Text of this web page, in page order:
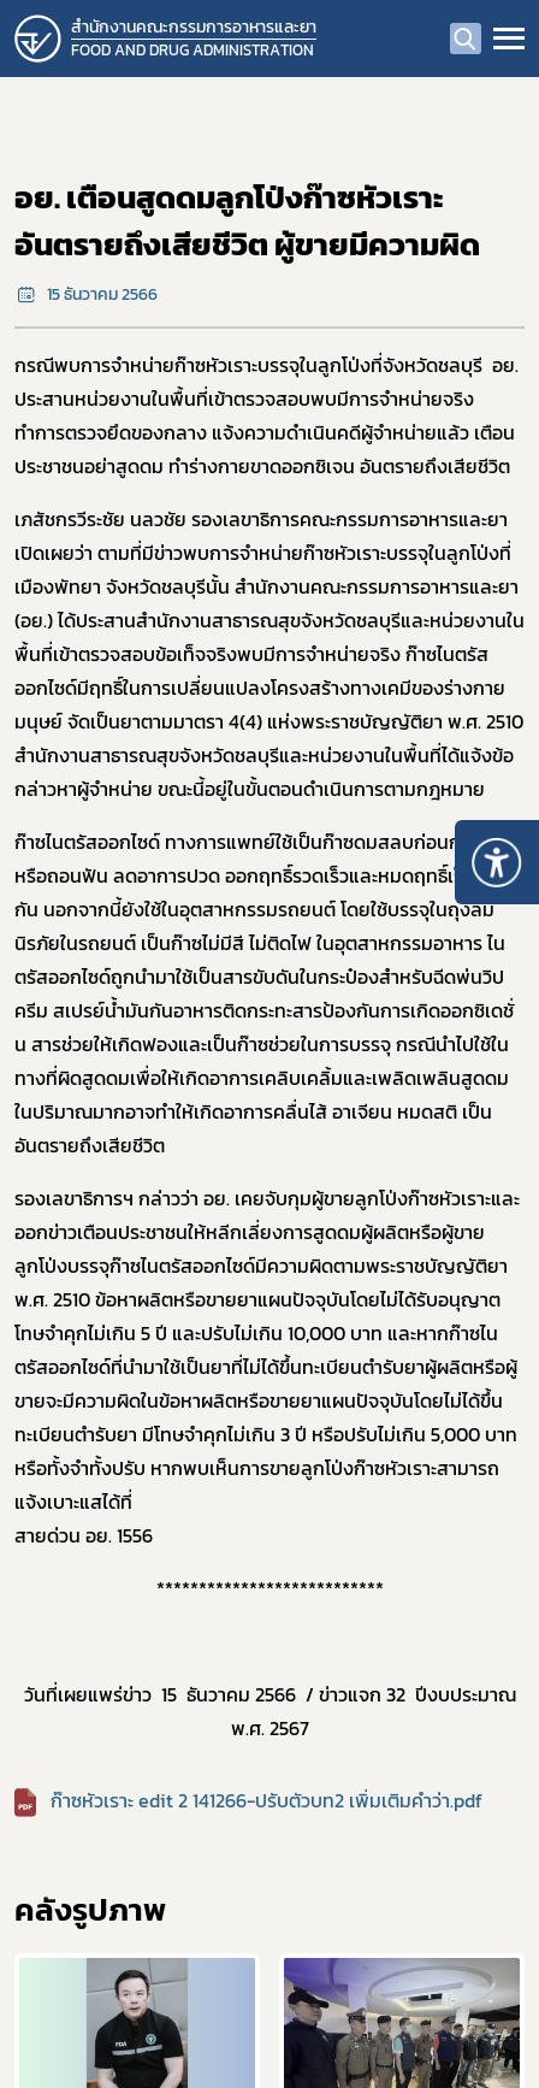
สำนักงานคณะกรรมการอาหารและยา
FOOD AND DRUG ADMINISTRATION
อย. เตือนสูดดมลูกโป่งก๊าซหัวเราะ
อันตรายถึงเสียชีวิต ผู้ขายมีความผิด
15 ธันวาคม 2566
กรณีพบการจำหน่ายก๊าซหัวเราะบรรจุในลูกโป่งที่จังหวัดชลบุรี อย.
ประสานหน่วยงานในพื้นที่เข้าตรวจสอบพบมีการจำหน่ายจริง
ทำการตรวจยึดของกลาง แจ้งความดำเนินคดีผู้จำหน่ายแล้ว เตือน
ประชาชนอย่าสูดดม ทำร่างกายขาดออกซิเจน อันตรายถึงเสียชีวิต
เภสัชกรวีระชัย นลวชัย รองเลขาธิการคณะกรรมการอาหารและยา
เปิดเผยว่า ตามที่มีข่าวพบการจำหน่ายก๊าซหัวเราะบรรจุในลูกโป่งที่
เมืองพัทยา จังหวัดชลบุรีนั้น สำนักงานคณะกรรมการอาหารและยา
(อย.) ได้ประสานสำนักงานสาธารณสุขจังหวัดชลบุรีและหน่วยงานใน
พื้นที่เข้าตรวจสอบข้อเท็จจริงพบมีการจำหน่ายจริง ก๊าซไนตรัส
ออกไซด์มีฤทธิ์ในการเปลี่ยนแปลงโครงสร้างทางเคมีของร่างกาย
มนุษย์ จัดเป็นยาตามมาตรา 4(4) แห่งพระราชบัญญัติยา พ.ศ. 2510
สำนักงานสาธารณสุขจังหวัดชลบุรีและหน่วยงานในพื้นที่ได้แจ้งข้อ
กล่าวหาผู้จำหน่าย ขณะนี้อยู่ในขั้นตอนดำเนินการตามกฎหมาย
ก๊าซไนตรัสออกไซด์ ทางการแพทย์ใช้เป็นก๊าซดมสลบก่อนการผ่าตัด
หรือถอนฟัน ลดอาการปวด ออกฤทธิ์รวดเร็วและหมดฤทธิ์เร็วเช่น
กัน นอกจากนี้ยังใช้ในอุตสาหกรรมรถยนต์ โดยใช้บรรจุในถุงลม
นิรภัยในรถยนต์ เป็นก๊าซไม่มีสี ไม่ติดไฟ ในอุตสาหกรรมอาหาร ไน
ตรัสออกไซด์ถูกนำมาใช้เป็นสารขับดันในกระป๋องสำหรับฉีดพ่นวิป
ครีม สเปรย์น้ำมันกันอาหารติดกระทะสารป้องกันการเกิดออกซิเดชั่
น สารช่วยให้เกิดฟองและเป็นก๊าซช่วยในการบรรจุ กรณีนำไปใช้ใน
ทางที่ผิดสูดดมเพื่อให้เกิดอาการเคลิบเคลิ้มและเพลิดเพลินสูดดม
ในปริมาณมากอาจทำให้เกิดอาการคลื่นไส้ อาเจียน หมดสติ เป็น
อันตรายถึงเสียชีวิต
รองเลขาธิการฯ กล่าวว่า อย. เคยจับกุมผู้ขายลูกโป่งก๊าซหัวเราะและ
ออกข่าวเตือนประชาชนให้หลีกเลี่ยงการสูดดมผู้ผลิตหรือผู้ขาย
ลูกโป่งบรรจุก๊าซไนตรัสออกไซด์มีความผิดตามพระราชบัญญัติยา
พ.ศ. 2510 ข้อหาผลิตหรือขายยาแผนปัจจุบันโดยไม่ได้รับอนุญาต
โทษจำคุกไม่เกิน 5ปี และปรับไม่เกิน 10,000 บาท และหากก๊าซไน
ตรัสออกไซด์ที่นำมาใช้เป็นยาที่ไม่ได้ขึ้นทะเบียนตำรับยาผู้ผลิตหรือผู้
ขายจะมีความผิดในข้อหาผลิตหรือขายยาแผนปัจจุบันโดยไม่ได้ขึ้น
ทะเบียนตำรับยา มีโทษจำคุกไม่เกิน 3ปี หรือปรับไม่เกิน 5,000 บาท
หรือทั้งจำทั้งปรับ หากพบเห็นการขายลูกโป่งก๊าซหัวเราะสามารถ
แจ้งเบาะแสได้ที่
สายด่วน อย.1556
***************************
วันที่เผยแพร่ข่าว 15ธันวาคม 2566/ ข่าวแจก 32 ปีงบประมาณ
พ.ศ.2567
ก๊าซหัวเราะ edit 2 141266-ปรับตัวบท2 เพิ่มเติมคำว่า.pdf
คลังรูปภาพ
Subscribe
เลือกหัวข้อที่ท่านต้องการ Subscribe